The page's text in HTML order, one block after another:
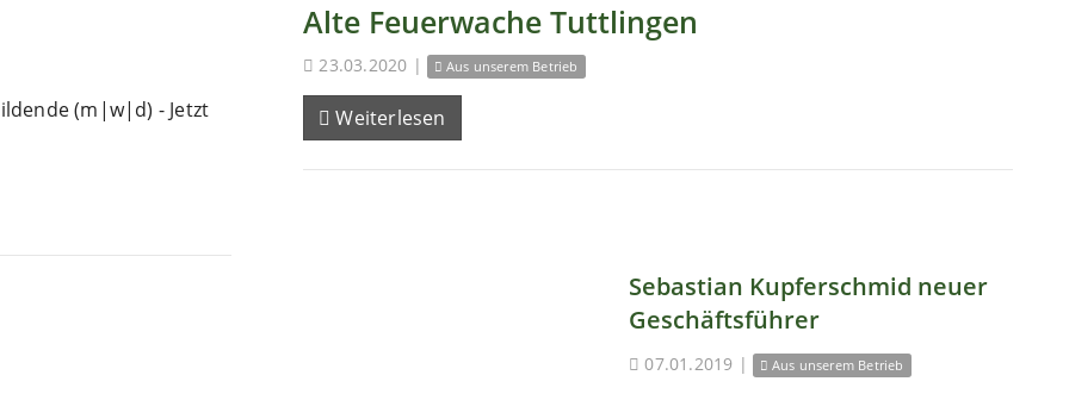
(m|w|d) - Jetzt
Alte Feuerwache Tuttlingen
23.03.2020 | Aus unserem Betrieb
Weiterlesen
Sebastian Kupferschmid neuer
Geschäftsführer
07.01.2019 | Aus unserem Betrieb